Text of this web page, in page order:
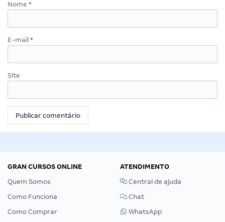
Nome *
E-mail *
Site
GRAN CURSOS ONLINE
Quem Somos
Como Funciona
Como Comprar
ATENDIMENTO
Central de ajuda
Chat
WhatsApp